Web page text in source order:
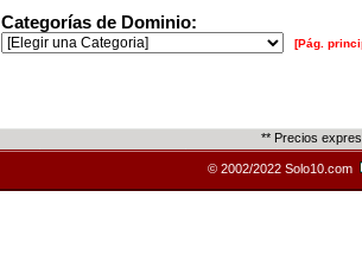
Categorías de Dominio:
[Pág.
** Precios
© 2002/2022 Solo10.com